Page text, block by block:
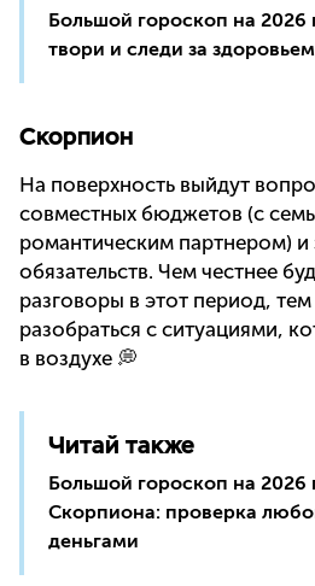
Большой гороскоп на 2026
твори и следи за здоровьем
Скорпион
На поверхность выйдут
совместных бюджетов (с
романтическим партнером)
обязательств. Чем честнее
разговоры в этот период,
разобраться с ситуациями,
в воздухе 💭
Читай также
Большой гороскоп на 2026
Скорпиона: проверка
деньгами